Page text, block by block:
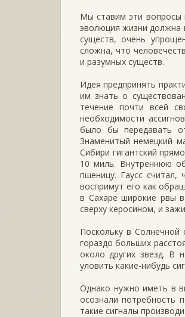
Мы ставим эти вопросы
эволюция жизни должна
существ, очень
сложна, что
и разумных существ.
Идея предпринять
им знать о
течение почти всей
необходимости
было бы передавать
Знаменитый немецкий
Сибири гигантский
10 миль. Внутреннюю
пшеницу. Гаусс считал,
воспримут его как
в Сахаре широкие рвы в
сверху керосином, и
Поскольку в
гораздо больших
около других звезд. В
уловить какие-нибудь
Однако нужно иметь в
осознали потребность
такие сигналы